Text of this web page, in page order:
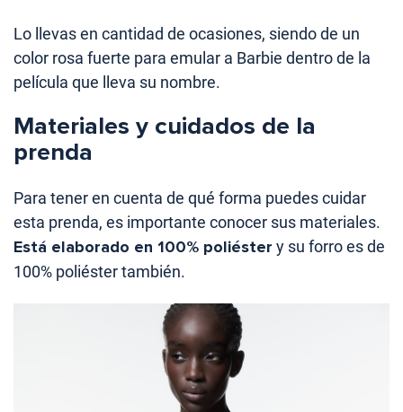
Lo llevas en cantidad de ocasiones, siendo de un
color rosa fuerte para emular a Barbie dentro de la
película que lleva su nombre.
Materiales y cuidados de la
prenda
Para tener en cuenta de qué forma puedes cuidar
esta prenda, es importante conocer sus materiales.
Está elaborado en 100% poliéster y su forro es de
100% poliéster también.